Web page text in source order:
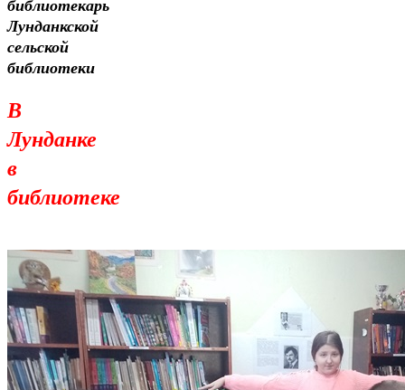
библиотекарь
Лунданкской
сельской
библиотеки
В
Лунданке
в
библиотеке